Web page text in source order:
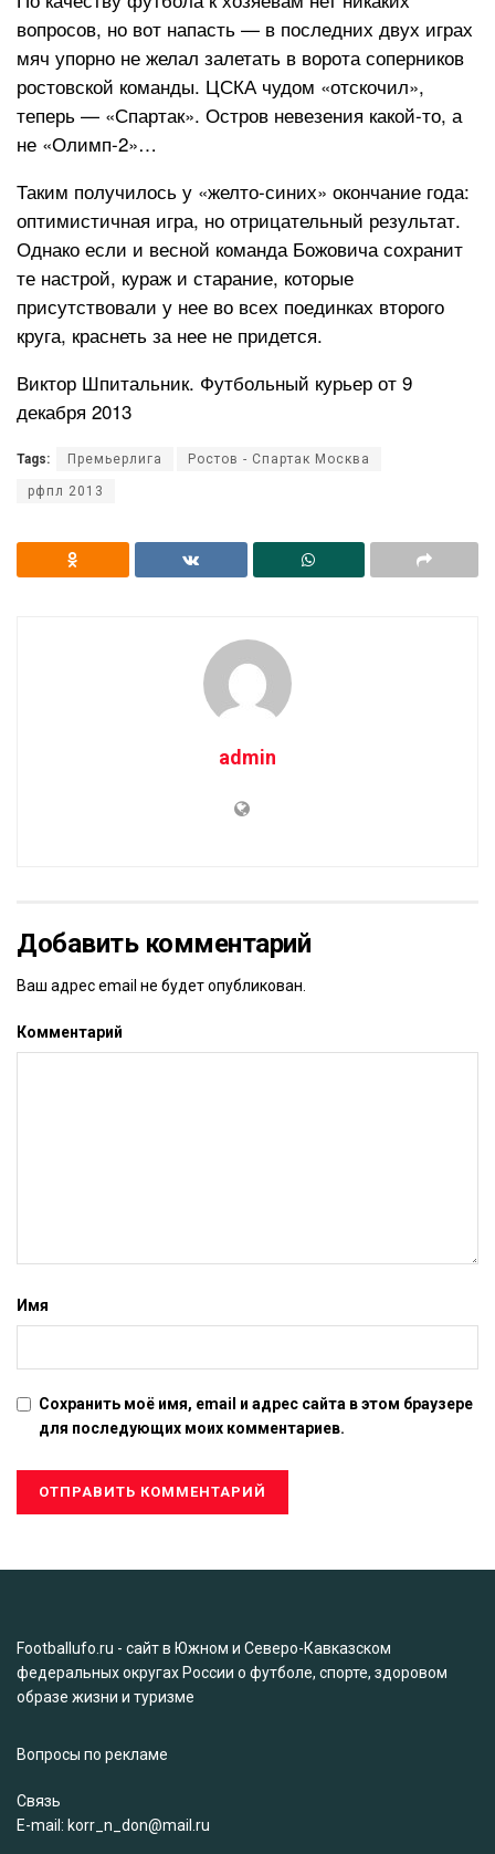
вопросов, но вот напасть — в последних двух играх
мяч упорно не желал залетать в ворота соперников
ростовской команды. ЦСКА чудом «отскочил»,
теперь — «Спартак». Остров невезения какой-то, а
не «Олимп-2»…
Таким получилось у «желто-синих» окончание года:
оптимистичная игра, но отрицательный результат.
Однако если и весной команда Божовича сохранит
те настрой, кураж и старание, которые
присутствовали у нее во всех поединках второго
круга, краснеть за нее не придется.
Виктор Шпитальник. Футбольный курьер от 9
декабря 2013
Tags: Премьерлига Ростов - Спартак Москва
рфпл 2013
admin
Добавить комментарий
Ваш адрес email не будет опубликован.
Комментарий
Имя
Сохранить моё имя, email и адрес сайта в этом браузере
для последующих моих комментариев.
Footballufo.ru - сайт в Южном и Северо-Кавказском
федеральных округах России о футболе, спорте, здоровом
образе жизни и туризме
Вопросы по рекламе
Связь
Е-mail: korr_n_don@mail.ru